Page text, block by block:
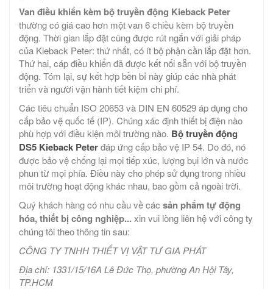
Van điều khiển kèm bộ truyền động Kieback Peter
thường có giá cao hơn một van 6 chiều kèm bộ truyền
động. Thời gian lắp đặt cũng được rút ngắn với giải pháp
của Kieback Peter: thứ nhất, có ít bộ phận cần lắp đặt hơn.
Thứ hai, cáp điều khiển đã được kết nối sẵn với bộ truyền
động. Tóm lại, sự kết hợp bền bỉ này giúp các nhà phát
triển và người vận hành tiết kiệm chi phí.
Các tiêu chuẩn ISO 20653 và DIN EN 60529 áp dụng cho
cấp bảo vệ quốc tế (IP). Chúng xác định thiết bị điện nào
phù hợp với điều kiện môi trường nào. Bộ truyền động
DS5 Kieback Peterđáp ứng cấp bảo vệ IP 54. Do đó, nó
được bảo vệ chống lại mọi tiếp xúc, lượng bụi lớn và nước
phun từ mọi phía. Điều này cho phép sử dụng trong nhiều
môi trường hoạt động khác nhau, bao gồm cả ngoài trời.
Quý khách hàng có nhu cầu về các sản phẩm tự động
hóa, thiết bị công nghiệp...xin vui lòng liên hệ với công ty
chúng tôi theo thông tin sau:
CÔNG TY TNHH THIẾT VỊ VẬT TƯ GIA PHÁT
Địa chỉ: 1331/15/16A Lê Đức Thọ, phường An Hội Tây,
TP.HCM